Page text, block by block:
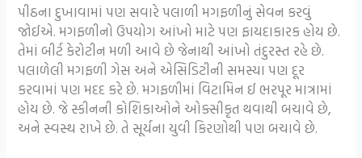
પીઠના દુખાવામાં પણ સવારે પલાળી મગફળીનું સેવન કરવું
જોઈએ. મગફળીનો ઉપયોગ આંખો માટે પણ ફાયદાકારક હોય છે.
તેમાં બીર્ટ કેરોટીન મળી આવે છે જેનાથી આંખો તંદુરસ્ત રહે છે.
પલાળેલી મગફળી ગેસ અને એસિડિટીની સમસ્યા પણ દૂર
કરવામાં પણ મદદ કરે છે. મગફળીમાં વિટામિન ઈ ભરપૂર માત્રામાં
હોય છે. જે સ્કીનની કોશિકાઓને ઓક્સીકૃત થવાથી બચાવે છે,
અને સ્વસ્થ રાખે છે. તે સૂર્યના યુવી કિરણોથી પણ બચાવે છે.